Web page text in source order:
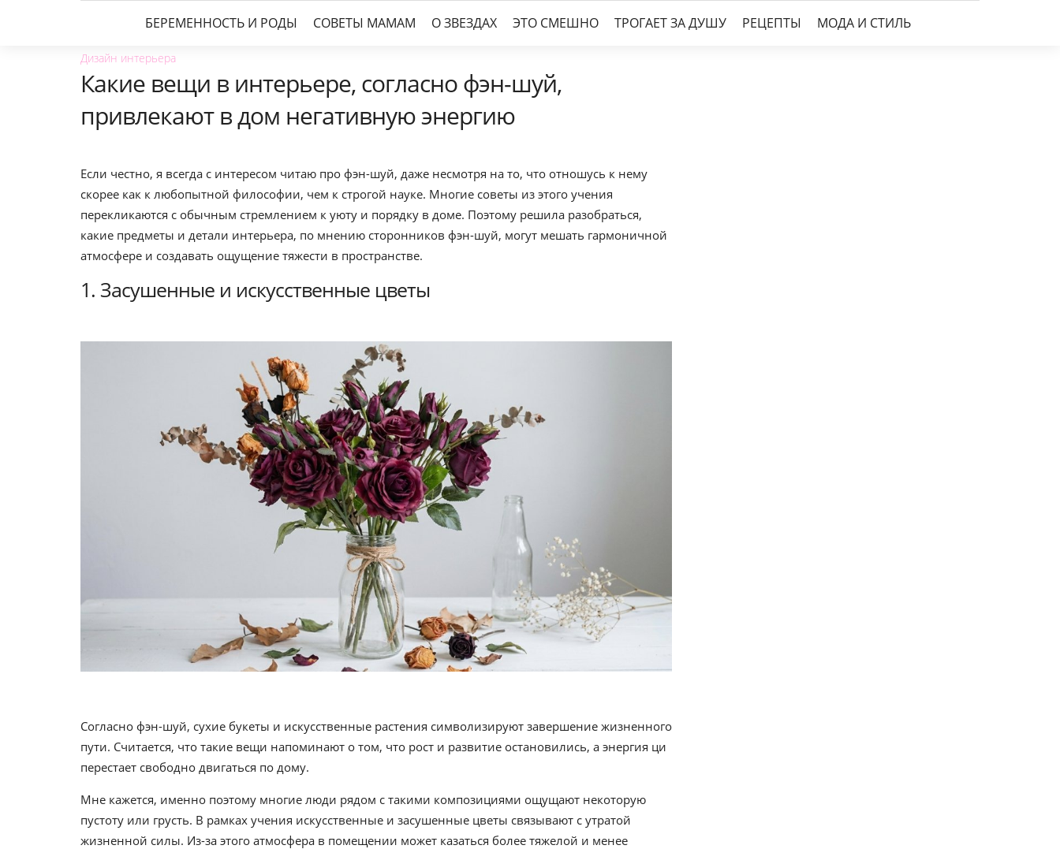
БЕРЕМЕННОСТЬ И РОДЫ СОВЕТЫ МАМАМ О ЗВЕЗДАХ ЭТО СМЕШНО ТРОГАЕТ ЗА ДУШУ РЕЦЕПТЫ МОДА И СТИЛЬ
Дизайн интерьера
Какие вещи в интерьере, согласно фэн-шуй,
привлекают в дом негативную энергию
Если честно, я всегда с интересом читаю про фэн-шуй, даже несмотря на то, что отношусь к нему
скорее как к любопытной философии, чем к строгой науке. Многие советы из этого учения
перекликаются с обычным стремлением к уюту и порядку в доме. Поэтому решила разобраться,
какие предметы и детали интерьера, по мнению сторонников фэн-шуй, могут мешать гармоничной
атмосфере и создавать ощущение тяжести в пространстве.
1. Засушенные и искусственные цветы
Согласно фэн-шуй, сухие букеты и искусственные растения символизируют завершение жизненного
пути. Считается, что такие вещи напоминают о том, что рост и развитие остановились, а энергия ци
перестает свободно двигаться по дому.
Мне кажется, именно поэтому многие люди рядом с такими композициями ощущают некоторую
пустоту или грусть. В рамках учения искусственные и засушенные цветы связывают с утратой
жизненной силы. Из-за этого атмосфера в помещении может казаться более тяжелой и менее